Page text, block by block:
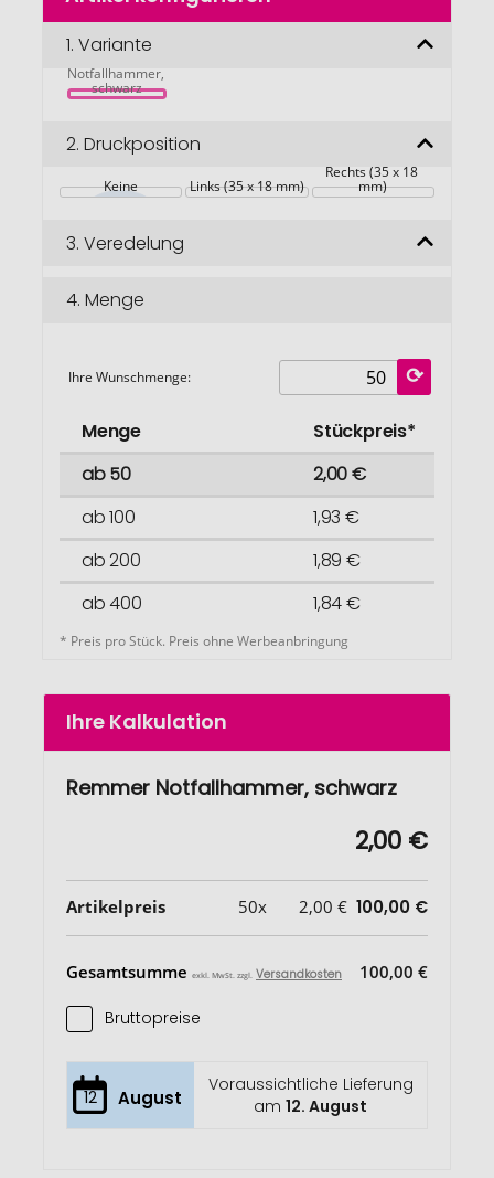
Bildgalerie
springen
1. Variante
Notfallhammer,
schwarz
2. Druckposition
Keine Links (35 x 18 mm)
Rechts (35 x 18
mm)
3. Veredelung
4. Menge
Ihre Wunschmenge:
Menge
Stückpreis*
ab 50
2,00 €
ab 100
1,93 €
ab 200
1,89 €
ab 400
1,84 €
* Preis pro Stück. Preis ohne Werbeanbringung
Ihre Kalkulation
Remmer Notfallhammer, schwarz
2,00 €
Artikelpreis 50x 2,00 € 100,00 €
Gesamtsumme exkl. MwSt. zzgl. Versandkosten 100,00 €
Bruttopreise
12 August
Voraussichtliche Lieferung
am12. August